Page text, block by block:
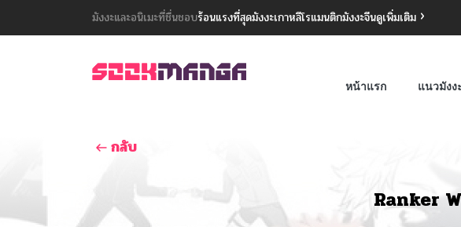
มังงะและอนิเมะที่ชื่นชอบร้อนแรงที่สุดมังงะเกาหลีโรแมนติกมังงะจีนดูเพิ่มเติม
หน้าแรก แนวมังง
กลับ
Ranker